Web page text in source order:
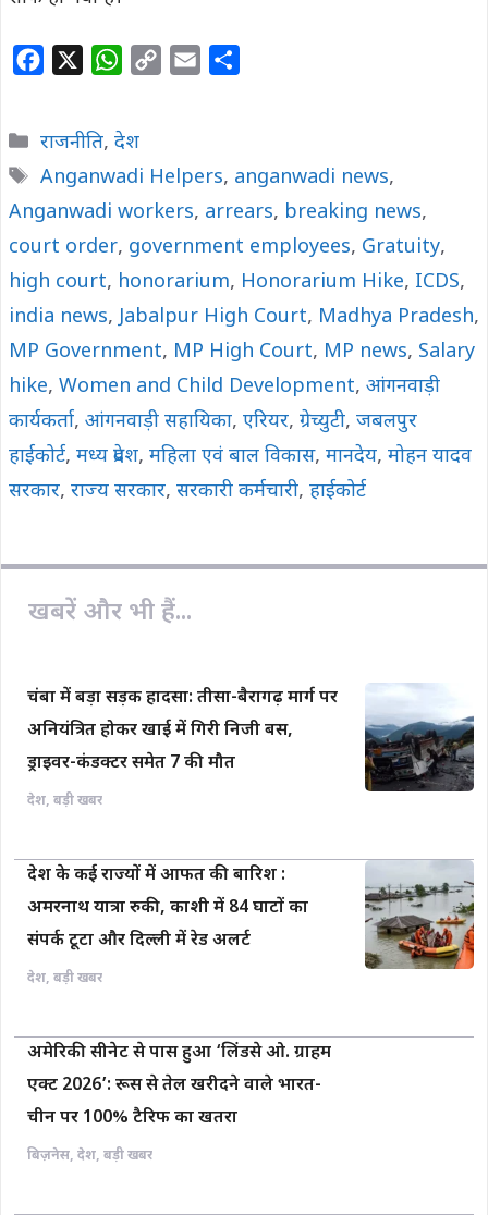
e
b
o
o
k
W
t
s
A
p
p
L
i
n
k
l
e
Categories
राजनीति, देश
Tags
Anganwadi Helpers, anganwadi news,
Anganwadi workers, arrears, breaking news,
court order, government employees, Gratuity,
high court, honorarium, Honorarium Hike, ICDS,
india news,Jabalpur High Court, Madhya Pradesh,
MP Government, MP High Court, MP news, Salary
hike, Women and Child Development, आंगनवाड़ी
कार्यकर्ता, आंगनवाड़ी सहायिका, एरियर, ग्रेच्युटी, जबलपुर
हाईकोर्ट, मध्‍य प्रदेश, महिला एवं बाल विकास, मानदेय, मोहन यादव
सरकार, राज्य सरकार, सरकारी कर्मचारी, हाईकोर्ट
खबरें और भी हैं...
चंबा में बड़ा सड़क हादसा: तीसा-बैरागढ़ मार्ग पर
अनियंत्रित होकर खाई में गिरी निजी बस,
ड्राइवर-कंडक्टर समेत 7 की मौत
देश, बड़ी खबर
देश के कई राज्यों में आफत की बारिश :
अमरनाथ यात्रा रुकी, काशी में 84 घाटों का
संपर्क टूटा और दिल्ली में रेड अलर्ट
देश, बड़ी खबर
अमेरिकी सीनेट से पास हुआ ‘लिंडसे ओ. ग्राहम
एक्ट 2026’: रूस से तेल खरीदने वाले भारत-
चीन पर 100% टैरिफ का खतरा
बिज़नेस, देश, बड़ी खबर